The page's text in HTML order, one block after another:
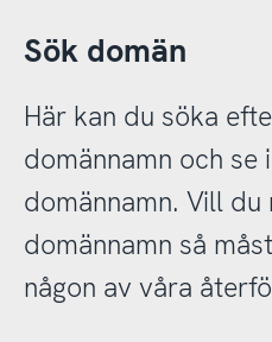
Sök domän
Här kan du söka
domännamn och se
domännamn. Vill
domännamn så
någon av våra